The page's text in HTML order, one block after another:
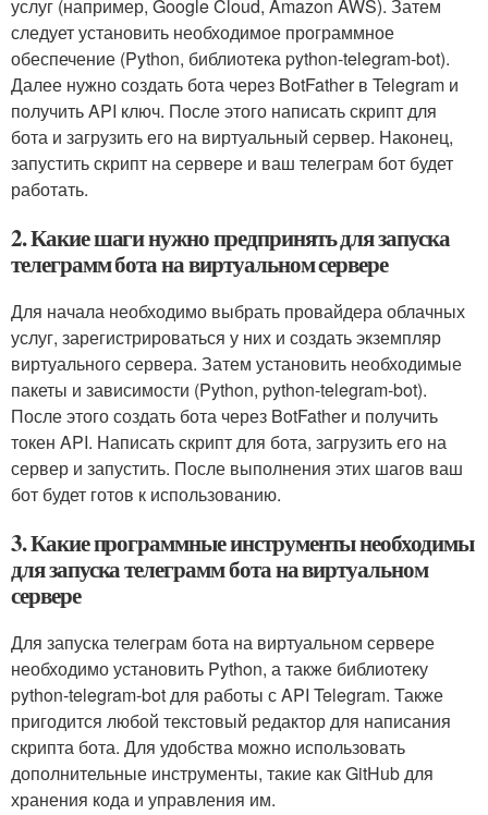
услуг (например, Google Cloud, Amazon AWS). Затем
следует установить необходимое программное
обеспечение (Python, библиотека python-telegram-bot).
Далее нужно создать бота через BotFather в Telegram и
получить API ключ. После этого написать скрипт для
бота и загрузить его на виртуальный сервер. Наконец,
запустить скрипт на сервере и ваш телеграм бот будет
работать.
2. Какие шаги нужно предпринять для запуска
телеграмм бота на виртуальном сервере
Для начала необходимо выбрать провайдера облачных
услуг, зарегистрироваться у них и создать экземпляр
виртуального сервера. Затем установить необходимые
пакеты и зависимости (Python, python-telegram-bot).
После этого создать бота через BotFather и получить
токен API. Написать скрипт для бота, загрузить его на
сервер и запустить. После выполнения этих шагов ваш
бот будет готов к использованию.
3. Какие программные инструменты необходимы
для запуска телеграмм бота на виртуальном
сервере
Для запуска телеграм бота на виртуальном сервере
необходимо установить Python, а также библиотеку
python-telegram-bot для работы с API Telegram. Также
пригодится любой текстовый редактор для написания
скрипта бота. Для удобства можно использовать
дополнительные инструменты, такие как GitHub для
хранения кода и управления им.